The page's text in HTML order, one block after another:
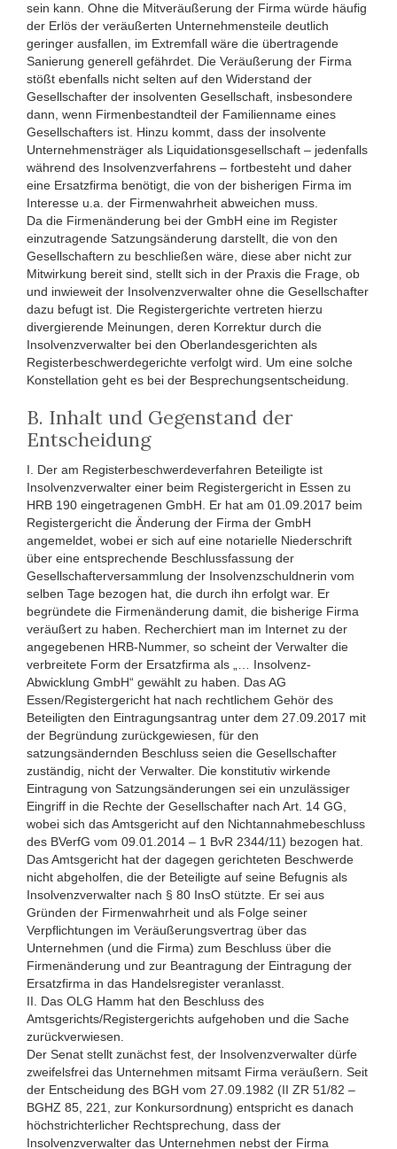
sein kann. Ohne die Mitveräußerung der Firma würde häufig
der Erlös der veräußerten Unternehmensteile deutlich
geringer ausfallen, im Extremfall wäre die übertragende
Sanierung generell gefährdet. Die Veräußerung der Firma
stößt ebenfalls nicht selten auf den Widerstand der
Gesellschafter der insolventen Gesellschaft, insbesondere
dann, wenn Firmenbestandteil der Familienname eines
Gesellschafters ist. Hinzu kommt, dass der insolvente
Unternehmensträger als Liquidationsgesellschaft – jedenfalls
während des Insolvenzverfahrens – fortbesteht und daher
eine Ersatzfirma benötigt, die von der bisherigen Firma im
Interesse u.a. der Firmenwahrheit abweichen muss.
Da die Firmenänderung bei der GmbH eine im Register
einzutragende Satzungsänderung darstellt, die von den
Gesellschaftern zu beschließen wäre, diese aber nicht zur
Mitwirkung bereit sind, stellt sich in der Praxis die Frage, ob
und inwieweit der Insolvenzverwalter ohne die Gesellschafter
dazu befugt ist. Die Registergerichte vertreten hierzu
divergierende Meinungen, deren Korrektur durch die
Insolvenzverwalter bei den Oberlandesgerichten als
Registerbeschwerdegerichte verfolgt wird. Um eine solche
Konstellation geht es bei der Besprechungsentscheidung.
B. Inhalt und Gegenstand der
Entscheidung
I. Der am Registerbeschwerdeverfahren Beteiligte ist
Insolvenzverwalter einer beim Registergericht in Essen zu
HRB 190 eingetragenen GmbH. Er hat am 01.09.2017 beim
Registergericht die Änderung der Firma der GmbH
angemeldet, wobei er sich auf eine notarielle Niederschrift
über eine entsprechende Beschlussfassung der
Gesellschafterversammlung der Insolvenzschuldnerin vom
selben Tage bezogen hat, die durch ihn erfolgt war. Er
begründete die Firmenänderung damit, die bisherige Firma
veräußert zu haben. Recherchiert man im Internet zu der
angegebenen HRB-Nummer, so scheint der Verwalter die
verbreitete Form der Ersatzfirma als „… Insolvenz-
Abwicklung GmbH“ gewählt zu haben. Das AG
Essen/Registergericht hat nach rechtlichem Gehör des
Beteiligten den Eintragungsantrag unter dem 27.09.2017 mit
der Begründung zurückgewiesen, für den
satzungsändernden Beschluss seien die Gesellschafter
zuständig, nicht der Verwalter. Die konstitutiv wirkende
Eintragung von Satzungsänderungen sei ein unzulässiger
Eingriff in die Rechte der Gesellschafter nach Art. 14 GG,
wobei sich das Amtsgericht auf den Nichtannahmebeschluss
des BVerfG vom 09.01.2014 – 1 BvR 2344/11) bezogen hat.
Das Amtsgericht hat der dagegen gerichteten Beschwerde
nicht abgeholfen, die der Beteiligte auf seine Befugnis als
Insolvenzverwalter nach § 80 InsO stützte. Er sei aus
Gründen der Firmenwahrheit und als Folge seiner
Verpflichtungen im Veräußerungsvertrag über das
Unternehmen (und die Firma) zum Beschluss über die
Firmenänderung und zur Beantragung der Eintragung der
Ersatzfirma in das Handelsregister veranlasst.
II. Das OLG Hamm hat den Beschluss des
Amtsgerichts/Registergerichts aufgehoben und die Sache
zurückverwiesen.
Der Senat stellt zunächst fest, der Insolvenzverwalter dürfe
zweifelsfrei das Unternehmen mitsamt Firma veräußern. Seit
der Entscheidung des BGH vom 27.09.1982 (II ZR 51/82 –
BGHZ 85, 221, zur Konkursordnung) entspricht es danach
höchstrichterlicher Rechtsprechung, dass der
Insolvenzverwalter das Unternehmen nebst der Firma